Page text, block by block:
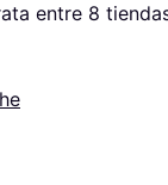
entre 8